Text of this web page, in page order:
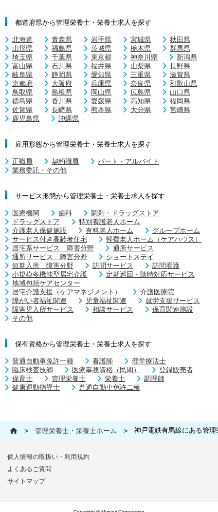
都道府県から管理栄養士・栄養士求人を探す
北海道 青森県 岩手県 宮城県
秋田県
山形県
福島県 茨城県 栃木県
群馬県
埼玉県
千葉県 東京都 神奈川県
新潟県
富山県
石川県 福井県 山梨県
長野県
岐阜県
静岡県 愛知県 三重県
滋賀県
京都府
大阪府 兵庫県 奈良県
和歌山県
鳥取県
島根県 岡山県 広島県
山口県
徳島県
香川県 愛媛県 高知県
福岡県
佐賀県
長崎県 熊本県 大分県
宮崎県
鹿児島県
沖縄県
雇用形態から管理栄養士・栄養士求人を探す
正職員 契約職員
パート・アルバイト
業務委託・その他
サービス形態から管理栄養士・栄養士求人を探す
医療機関 歯科
調剤・ドラッグストア
ドラッグストア
特別養護老人ホーム
介護老人保健施設
有料老人ホーム
グループホーム
サービス付き高齢者住宅
軽費老人ホーム（ケアハウス）
居宅系サービス 障害分野
通所サービス
通所サービス 障害分野
ショートステイ
短期入所 障害分野
訪問サービス
訪問看護
小規模多機能型居宅介護
定期巡回・随時対応サービス
地域包括ケアセンター
居宅介護支援（ケアマネジメント）
介護医療院
障がい者福祉関連
児童福祉関連
就労支援サービス
障害児入所サービス
相談サービス
保育関連施設
その他
保有資格から管理栄養士・栄養士求人を探す
普通自動車免許一種 看護師
理学療法士
臨床検査技師
医療事務資格（民間）
登録販売者
保育士
管理栄養士 栄養士
調理師
健康運動指導士
普通自動車免許二種
> 管理栄養士・栄養士ホーム > 神戸電鉄有馬線にある管
個人情報の取扱い・利用規約
よくあるご質問
サイトマップ